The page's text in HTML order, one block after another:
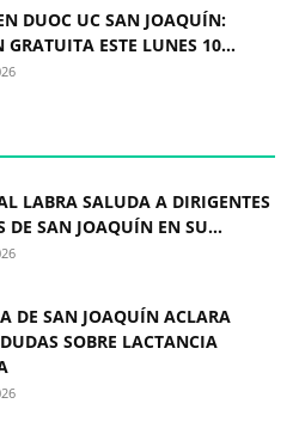
DUOC UC SAN JOAQUÍN:
GRATUITA ESTE LUNES 10...
LABRA SALUDA A DIRIGENTES
DE SAN JOAQUÍN EN SU...
DE SAN JOAQUÍN ACLARA
SOBRE LACTANCIA